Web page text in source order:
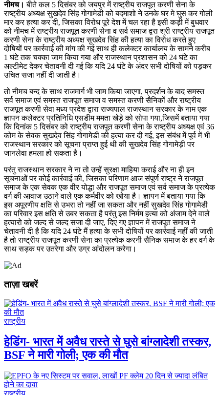
नीमच।बीते कल 5 दिसंबर को जयपुर में राष्ट्रीय राजपूत करणी सेना के
राष्ट्रीय अध्यक्ष सुखदेव सिंह गोगामेडी को बदमाशो ने उनके घर मे घुस कर गोली
मार कर हत्या कर दी, जिसका विरोध पूरे देश में चल रहा है इसी कड़ी में बुधवार
को नीमच में राष्ट्रीय राजपूत करणी सेना व सर्व समाज द्वरा श्री राष्ट्रीय राजपूत
करणी सेना के राष्ट्रीय अध्यक्ष सुखदेव सिंह की हत्या का विरोध करते हुए
दोषियों पर कार्रवाई की मांग की गई साथ ही कलेक्टर कार्यालय के सामने करीब
1 घंटे तक चक्का जाम किया गया और राजस्थान प्रशासन को 24 घंटे का
अल्टीमेट देकर चेतावनी दी गई कि यदि 24 घंटे के अंदर सभी दोषियों को पड़कर
उचित सजा नहीं दी जाती है।
तो नीमच बन्द के साथ राजमार्ग भी जाम किया जाएगा, प्रदर्शन के बाद समस्त
सर्व समाज एवं समस्त राजपूत समाज व समस्त करणी सैनिकों और राष्ट्रीय
राजपूत करणी सेवा मध्य प्रदेश द्वारा राज्यपाल राजस्थान सरकार के नाम एक
ज्ञापन कलेक्टर प्रतिनिधि एसडीम ममता खेड़े को सोपा गया,जिसमें बताया गया
कि दिनांक 5 दिसंबर को राष्ट्रीय राजपूत करणी सेना के राष्ट्रीय अध्यक्ष एवं 36
कोम के सेवक सुखदेव सिंह गोगामेडी की हत्या कर दी गई, इस संबंध में पूर्व में भी
राजस्थान सरकार को सूचना प्राप्त हुई थी की सुखदेव सिंह गोगामेड़ी पर
जानलेवा हमला हो सकता है।
परंतु राजस्थान सरकार ने ना तो उन्हें सुरक्षा माहिया कराई और ना ही इन
सूचनाओं पर कोई कार्रवाई की, जिसका परिणाम आज संपूर्ण राष्ट्र ने राजपूत
समाज के एक सेवक एक वीर योद्धा और राजपूत समाज एवं सर्व समाज के प्रत्येक
वर्ग की आवाज उठाने वाले एक कर्मवीर को खोया है। ज्ञापन में बताया गया कि
इस अपूरणीय क्षति से उभरा तो नहीं जा सकता और नहीं सुखदेव सिंह गोगामेडी
का परिवार इस क्षति से उबर सकता है परंतु इस निर्मम हत्या को अंजाम देने वाले
हत्यारो को जल्द से जल्द सजा दी जाए, दिए गए ज्ञापन में राजपूत समाज ने
चेतावनी दी है कि यदि 24 घंटे मैं हत्या के सभी दोषियों पर कार्रवाई नहीं की जाती
है तो राष्ट्रीय राजपूत करणी सेना का प्रत्येक करनी सैनिक समाज के हर वर्ग के
साथ सड़क पर उतरेगा और उग्र आंदोलन करेगा।
ताज़ा खबरें
राष्ट्रीय
हेडिंग- भारत में अवैध रास्ते से घुसे बांग्लादेशी तस्कर,
BSF ने मारी गोली; एक की मौत
राष्ट्रीय